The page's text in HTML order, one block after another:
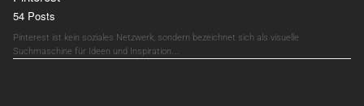
54 Posts
Pinterest ist kein soziales Netzwerk, sondern bezeichnet sich als visuelle
Suchmaschine für Ideen und Inspiration.…